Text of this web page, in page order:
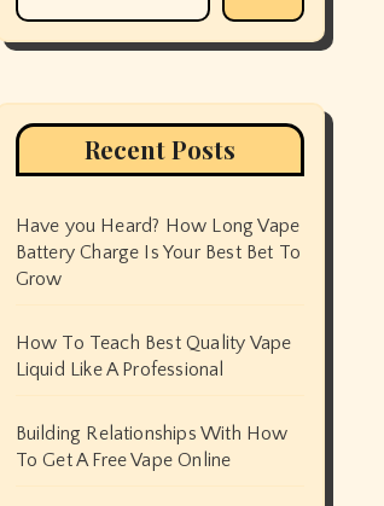
Recent Posts
Have you Heard? How Long Vape
Battery Charge Is Your Best Bet To
Grow
How To Teach Best Quality Vape
Liquid Like A Professional
Building Relationships With How
To Get A Free Vape Online